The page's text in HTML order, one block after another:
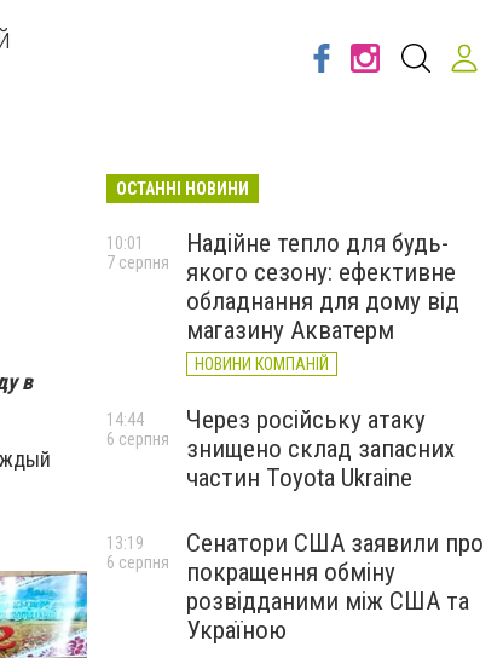
в
ОСТАННІ НОВИНИ
Надійне тепло для будь-
якого сезону: ефективне
обладнання для дому від
магазину Акватерм
НОВИНИ КОМПАНІЙ
10:01
7 серпня
Через російську атаку
знищено склад запасних
частин Toyota Ukraine
14:44
6 серпня
Сенатори США заявили про
покращення обміну
розвідданими між США та
Україною
13:19
6 серпня